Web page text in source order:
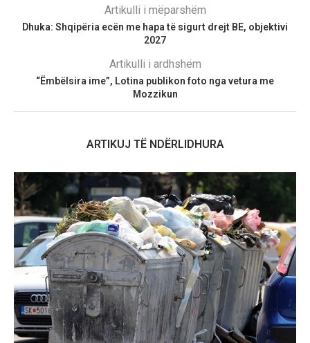
Artikulli i mëparshëm
Dhuka: Shqipëria ecën me hapa të sigurt drejt BE, objektivi
2027
Artikulli i ardhshëm
“Ëmbëlsira ime”, Lotina publikon foto nga vetura me
Mozzikun
ARTIKUJ TË NDËRLIDHURA